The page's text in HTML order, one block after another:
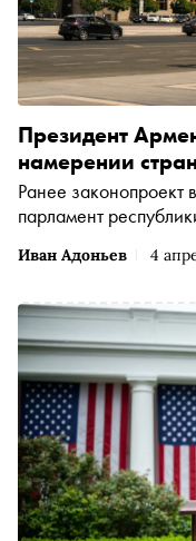
Иван Адоньев 4
Президент
намерении
Ранее законопроект
парламент